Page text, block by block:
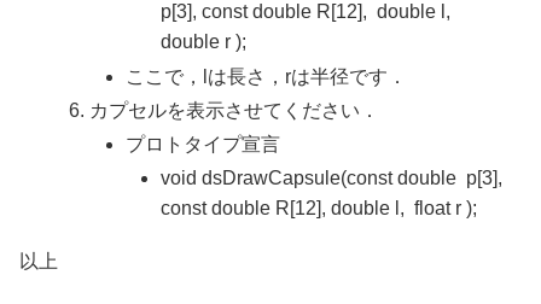
p[3], const double R[12], double l,
double r );
ここで，lは長さ，rは半径です．
カプセルを表示させてください．
プロトタイプ宣言
void dsDrawCapsule(const double p[3],
const double R[12], double l, float r );
以上